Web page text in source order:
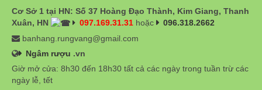
Cơ Sở 1 tại HN: Số 37 Hoàng Đạo Thành, Kim Giang, Thanh
Xuân, HN
097.169.31.31 hoặc
096.318.2662
banhang.rungvang@gmail.com
Ngâm rượu .vn
Giờ mở cửa: 8h30 đến 18h30 tất cả các ngày trong tuần trừ các
ngày lễ, tết